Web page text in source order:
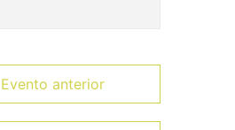
Evento anterior